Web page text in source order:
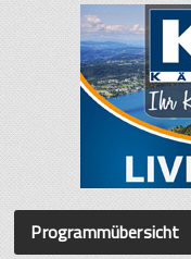
Programmübersicht